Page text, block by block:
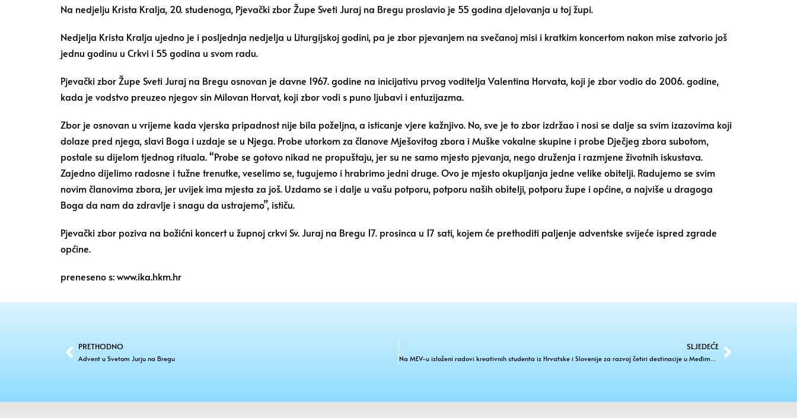
Na nedjelju Krista Kralja, 20. studenoga, Pjevački zbor Župe Sveti Juraj na Bregu proslavio je 55 godina djelovanja u toj župi.
Nedjelja Krista Kralja ujedno je i posljednja nedjelja u Liturgijskoj godini, pa je zbor pjevanjem na svečanoj misi i kratkim koncertom nakon mise zatvorio još
jednu godinu u Crkvi i 55 godina u svom radu.
Pjevački zbor Župe Sveti Juraj na Bregu osnovan je davne 1967. godine na inicijativu prvog voditelja Valentina Horvata, koji je zbor vodio do 2006. godine,
kada je vodstvo preuzeo njegov sin Milovan Horvat, koji zbor vodi s puno ljubavi i entuzijazma.
Zbor je osnovan u vrijeme kada vjerska pripadnost nije bila poželjna, a isticanje vjere kažnjivo. No, sve je to zbor izdržao i nosi se dalje sa svim izazovima koji
dolaze pred njega, slavi Boga i uzdaje se u Njega. Probe utorkom za članove Mješovitog zbora i Muške vokalne skupine i probe Dječjeg zbora subotom,
postale su dijelom tjednog rituala. “Probe se gotovo nikad ne propuštaju, jer su ne samo mjesto pjevanja, nego druženja i razmjene životnih iskustava.
Zajedno dijelimo radosne i tužne trenutke, veselimo se, tugujemo i hrabrimo jedni druge. Ovo je mjesto okupljanja jedne velike obitelji. Radujemo se svim
novim članovima zbora, jer uvijek ima mjesta za još. Uzdamo se i dalje u vašu potporu, potporu naših obitelji, potporu župe i općine, a najviše u dragoga
Boga da nam da zdravlje i snagu da ustrajemo”, ističu.
Pjevački zbor poziva na božićni koncert u župnoj crkvi Sv. Juraj na Bregu 17. prosinca u 17 sati, kojem će prethoditi paljenje adventske svijeće ispred zgrade
općine.
preneseno s: www.ika.hkm.hr
PRETHODNO
Advent u Svetom Jurju na Bregu
SLJEDEĆE
Na MEV-u izloženi radovi kreativnih studenta iz Hrvatske i Slovenije za razvoj četiri destinacije u Međimurju